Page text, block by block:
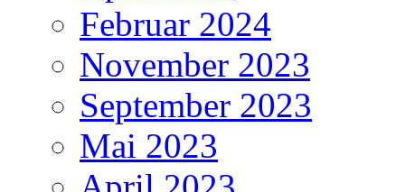
Februar 2024
November 2023
September 2023
Mai 2023